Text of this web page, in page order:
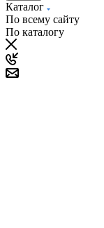
Каталог
По всему сайту
По каталогу